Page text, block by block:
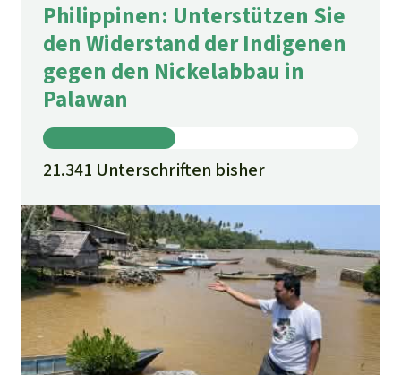
Philippinen: Unterstützen Sie
den Widerstand der Indigenen
gegen den Nickelabbau in
Palawan
21.341 Unterschriften bisher